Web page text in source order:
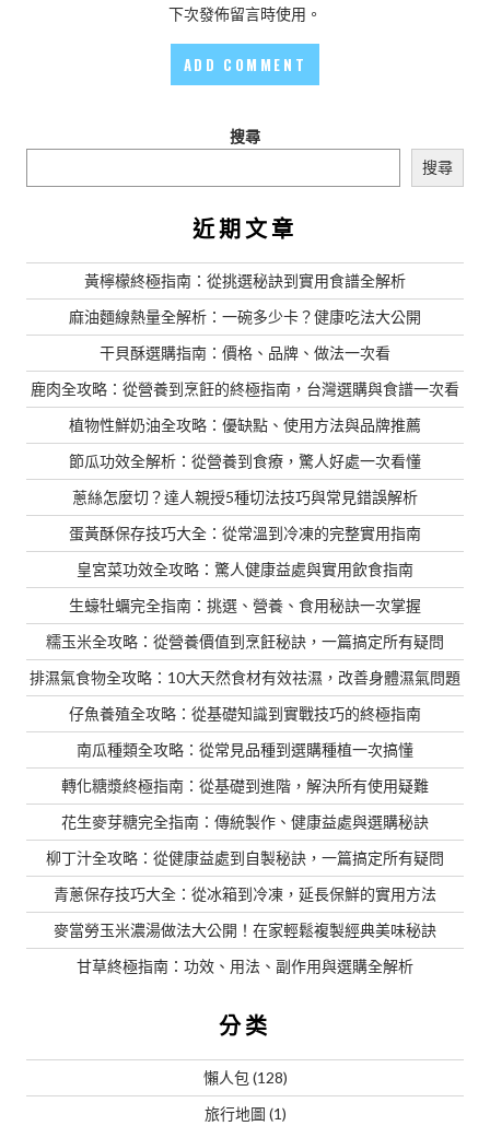
下次發佈留言時使用。
搜尋
搜尋
近期文章
黃檸檬終極指南：從挑選秘訣到實用食譜全解析
麻油麵線熱量全解析：一碗多少卡？健康吃法大公開
干貝酥選購指南：價格、品牌、做法一次看
鹿肉全攻略：從營養到烹飪的終極指南，台灣選購與食譜一次看
植物性鮮奶油全攻略：優缺點、使用方法與品牌推薦
節瓜功效全解析：從營養到食療，驚人好處一次看懂
蔥絲怎麼切？達人親授5種切法技巧與常見錯誤解析
蛋黃酥保存技巧大全：從常溫到冷凍的完整實用指南
皇宮菜功效全攻略：驚人健康益處與實用飲食指南
生蠔牡蠣完全指南：挑選、營養、食用秘訣一次掌握
糯玉米全攻略：從營養價值到烹飪秘訣，一篇搞定所有疑問
排濕氣食物全攻略：10大天然食材有效祛濕，改善身體濕氣問題
仔魚養殖全攻略：從基礎知識到實戰技巧的終極指南
南瓜種類全攻略：從常見品種到選購種植一次搞懂
轉化糖漿終極指南：從基礎到進階，解決所有使用疑難
花生麥芽糖完全指南：傳統製作、健康益處與選購秘訣
柳丁汁全攻略：從健康益處到自製秘訣，一篇搞定所有疑問
青蔥保存技巧大全：從冰箱到冷凍，延長保鮮的實用方法
麥當勞玉米濃湯做法大公開！在家輕鬆複製經典美味秘訣
甘草終極指南：功效、用法、副作用與選購全解析
分类
懶人包 (128)
旅行地圖 (1)